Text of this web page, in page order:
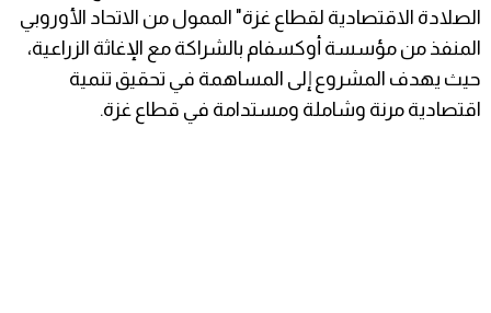
الصلادة الاقتصادية لقطاع غزة" الممول من الاتحاد الأوروبي
المنفذ من مؤسسة أوكسفام بالشراكة مع الإغاثة الزراعية،
حيث يهدف المشروع إلى المساهمة في تحقيق تنمية
اقتصادية مرنة وشاملة ومستدامة في قطاع غزة.